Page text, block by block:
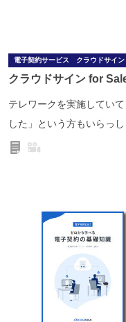
電子契約サービス クラウドサイン
クラウドサイン for
テレワークを実施してい
した」という方もいらっ
ドキュメント